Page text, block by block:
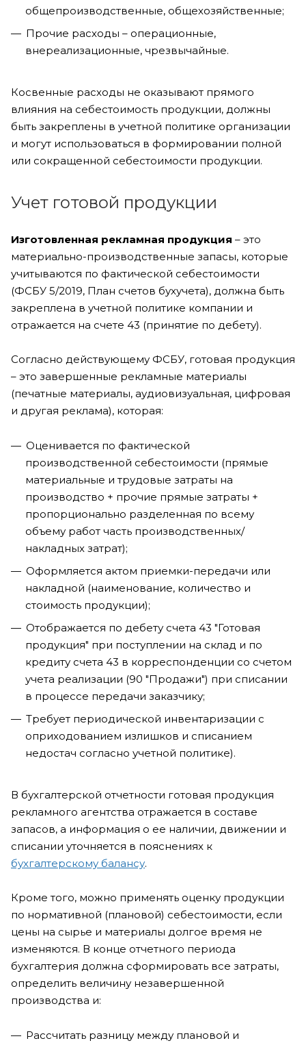
общепроизводственные, общехозяйственные;
Прочие расходы – операционные,
внереализационные, чрезвычайные.
Косвенные расходы не оказывают прямого
влияния на себестоимость продукции, должны
быть закреплены в учетной политике организации
и могут использоваться в формировании полной
или сокращенной себестоимости продукции.
Учет готовой продукции
Изготовленная рекламная продукция – это
материально-производственные запасы, которые
учитываются по фактической себестоимости
(ФСБУ 5/2019, План счетов бухучета), должна быть
закреплена в учетной политике компании и
отражается на счете 43 (принятие по дебету).
Согласно действующему ФСБУ, готовая продукция
– это завершенные рекламные материалы
(печатные материалы, аудиовизуальная, цифровая
и другая реклама), которая:
Оценивается по фактической
производственной себестоимости (прямые
материальные и трудовые затраты на
производство + прочие прямые затраты +
пропорционально разделенная по всему
объему работ часть производственных/
накладных затрат);
Оформляется актом приемки-передачи или
накладной (наименование, количество и
стоимость продукции);
Отображается по дебету счета 43 "Готовая
продукция" при поступлении на склад и по
кредиту счета 43 в корреспонденции со счетом
учета реализации (90 "Продажи") при списании
в процессе передачи заказчику;
Требует периодической инвентаризации с
оприходованием излишков и списанием
недостач согласно учетной политике).
В бухгалтерской отчетности готовая продукция
рекламного агентства отражается в составе
запасов, а информация о ее наличии, движении и
списании уточняется в пояснениях к
бухгалтерскому балансу.
Кроме того, можно применять оценку продукции
по нормативной (плановой) себестоимости, если
цены на сырье и материалы долгое время не
изменяются. В конце отчетного периода
бухгалтерия должна сформировать все затраты,
определить величину незавершенной
производства и:
Рассчитать разницу между плановой и